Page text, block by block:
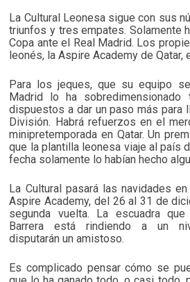
La Cultural Leonesa sigue con sus
triunfos y tres empates. Solamente
Copa ante el Real Madrid. Los
leonés, la Aspire Academy de Qatar,
Para los jeques, que su equipo
Madrid lo ha
dispuestos a dar un paso más para
División. Habrá refuerzos en el
minipretemporada en Qatar. Un
que la plantilla leonesa viaje al país
fecha solamente lo habían hecho
La Cultural pasará las navidades
Aspire Academy, del 26 al 31 de
segunda vuelta. La escuadra
Barrera está rindiendo a un
disputarán un amistoso.
Es complicado pensar cómo se